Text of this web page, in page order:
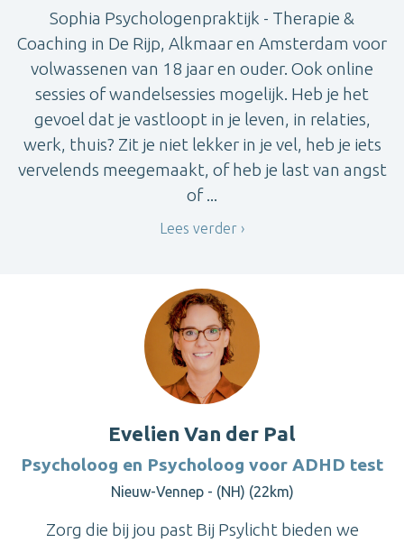
Sophia Psychologenpraktijk - Therapie &
Coaching in De Rijp, Alkmaar en Amsterdam voor
volwassenen van 18 jaar en ouder. Ook online
sessies of wandelsessies mogelijk. Heb je het
gevoel dat je vastloopt in je leven, in relaties,
werk, thuis? Zit je niet lekker in je vel, heb je iets
vervelends meegemaakt, of heb je last van angst
of ...
Lees verder
Evelien Van der Pal
Psycholoog en Psycholoog voor ADHD test
Nieuw-Vennep - (NH) (22km)
Zorg die bij jou past Bij Psylicht bieden we